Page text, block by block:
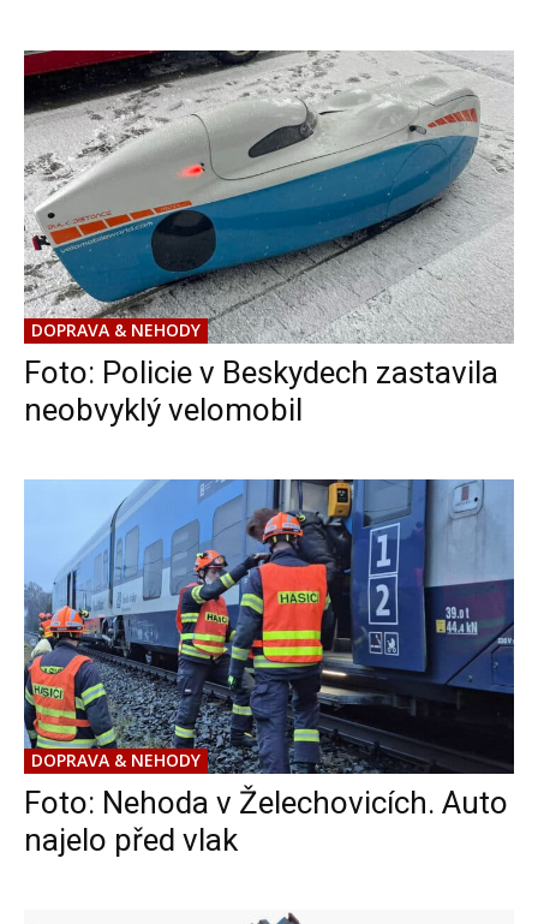
DOPRAVA & NEHODY
Foto: Policie v Beskydech zastavila
neobvyklý velomobil
DOPRAVA & NEHODY
Foto: Nehoda v Želechovicích. Auto
najelo před vlak